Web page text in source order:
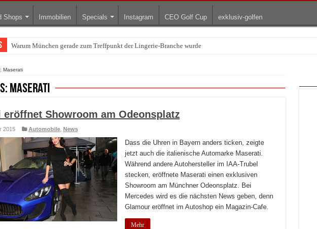
Shops Immobilien Specials Instagram CEO Golf Cup exklusiv-golfen
Warum München gerade zum Treffpunkt der Lingerie-Branche wurde
BMW Art Cars in München: Warum die rollenden Kunstwerke bis heute einzigartig sind
Maserati
Maserati
eröffnet Showroom am Odeonsplatz
2015 Automobile, News
Dass die Uhren in Bayern anders ticken, zeigte
jetzt auch die italienische Automarke Maserati.
Während andere Autohersteller im IAA-Trubel
stecken, eröffnete Maserati einen exklusiven
Showroom am Münchner Odeonsplatz. Bei
Mercedes wird es die nächsten News geben, denn
Glamour eröffnet im Autoshop ein Magazin-Cafe.
Mehr